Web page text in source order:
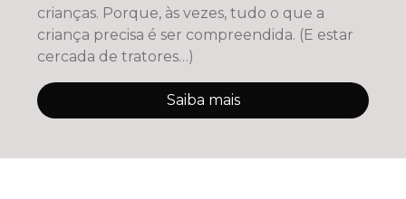
crianças. Porque, às vezes, tudo o que a
criança precisa é ser compreendida. (E estar
cercada de tratores…)
Saiba mais